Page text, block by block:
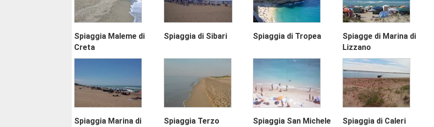
Spiaggia Maleme di
Creta
Spiaggia di Sibari Spiaggia di Tropea
Spiagge di Marina di
Lizzano
Spiaggia Marina di Spiaggia Terzo Spiaggia San Michele Spiaggia di Caleri